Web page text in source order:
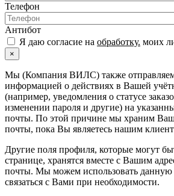
Телефон
Антибот
Я даю согласие на обработку. моих
×
Мы (Компания ВИЛС) также
информацией о действиях в Вашей
(например, уведомления о статусе
изменении пароля и другие) на
почты. По этой причине мы храним Ваш
почты, пока Вы являетесь нашим
Другие поля профиля, которые могут
странице, хранятся вместе с Вашим
почты. Мы можем использовать
связаться с Вами при необходимости.